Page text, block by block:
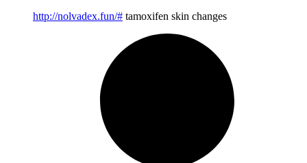
http://nolvadex.fun/# tamoxifen skin changes